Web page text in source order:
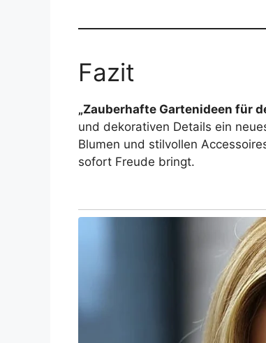
Fazit
„Zauberhafte Gartenideen für
und dekorativen Details ein
Blumen und stilvollen
sofort Freude bringt.